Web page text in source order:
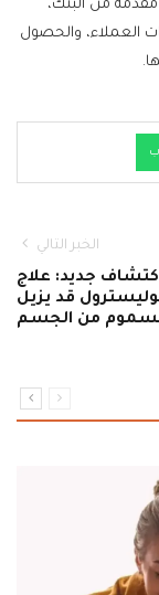
مقدمة من البنك،
العملاء، والحصول
الخبر التالي
جديد: علاج
قد يزيل
من الجسم